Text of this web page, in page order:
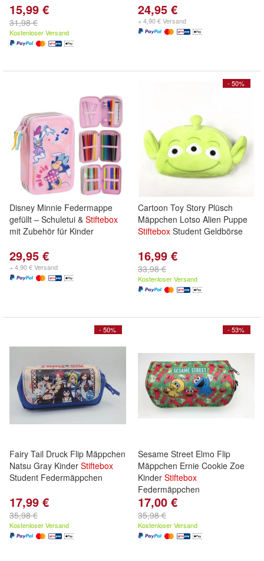
15,99 €
31,98 €
Kostenloser Versand
24,95 €
+ 4,90 € Versand
Disney Minnie Federmappe
gefüllt – Schuletui & Stiftebox
mit Zubehör für Kinder
29,95 €
+ 4,90 € Versand
- 50%
Cartoon Toy Story Plüsch
Mäppchen Lotso Alien Puppe
Stiftebox Student Geldbörse
16,99 €
33,98 €
Kostenloser Versand
- 50%
Fairy Tail Druck Flip Mäppchen
Natsu Gray Kinder Stiftebox
Student Federmäppchen
17,99 €
35,98 €
Kostenloser Versand
- 53%
Sesame Street Elmo Flip
Mäppchen Ernie Cookie Zoe
Kinder Stiftebox
Federmäppchen
17,00 €
35,98 €
Kostenloser Versand